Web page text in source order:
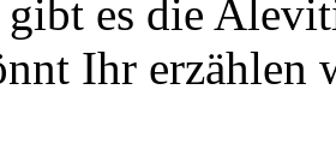
es die
Ihr erzählen